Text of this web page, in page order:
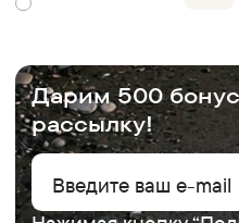
Дарим 500
рассылку!